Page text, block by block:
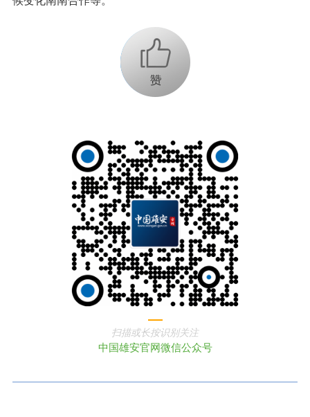
+1
扫描或长按识别关注
中国雄安官网微信公众号